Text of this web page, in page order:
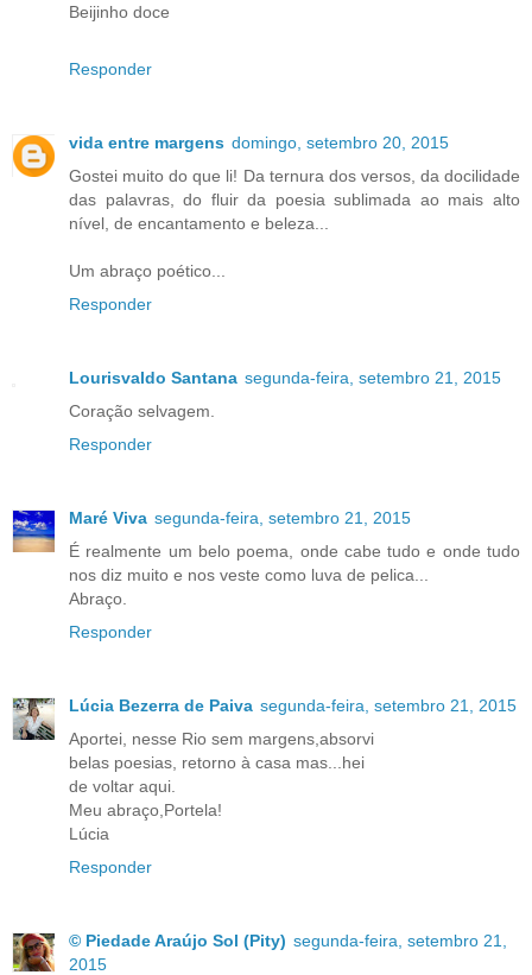
Beijinho doce
Responder
vida entre margens domingo, setembro 20, 2015
Gostei muito do que li! Da ternura dos versos, da docilidade
das palavras, do fluir da poesia sublimada ao mais alto
nível, de encantamento e beleza...
Um abraço poético...
Responder
Lourisvaldo Santana segunda-feira, setembro 21, 2015
Coração selvagem.
Responder
Maré Viva segunda-feira, setembro 21, 2015
É realmente um belo poema, onde cabe tudo e onde tudo
nos diz muito e nos veste como luva de pelica...
Abraço.
Responder
Lúcia Bezerra de Paiva segunda-feira, setembro 21, 2015
Aportei, nesse Rio sem margens,absorvi
belas poesias, retorno à casa mas...hei
de voltar aqui.
Meu abraço,Portela!
Lúcia
Responder
© Piedade Araújo Sol (Pity) segunda-feira, setembro 21,
2015